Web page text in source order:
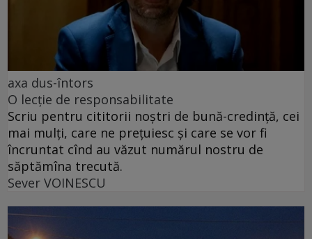
axa dus-întors
O lecție de responsabilitate
Scriu pentru cititorii noștri de bună-credință, cei
mai mulți, care ne prețuiesc și care se vor fi
încruntat cînd au văzut numărul nostru de
săptămîna trecută.
Sever VOINESCU